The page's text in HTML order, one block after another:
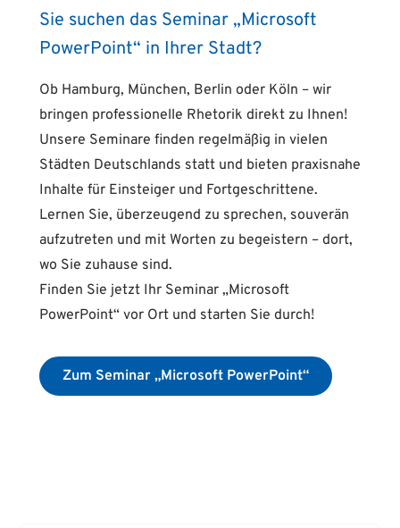
Sie suchen das Seminar „Microsoft
PowerPoint“ in Ihrer Stadt?
Ob Hamburg, München, Berlin oder Köln – wir
bringen professionelle Rhetorik direkt zu Ihnen!
Unsere Seminare finden regelmäßig in vielen
Städten Deutschlands statt und bieten praxisnahe
Inhalte für Einsteiger und Fortgeschrittene.
Lernen Sie, überzeugend zu sprechen, souverän
aufzutreten und mit Worten zu begeistern – dort,
wo Sie zuhause sind.
Finden Sie jetzt Ihr Seminar „Microsoft
PowerPoint“ vor Ort und starten Sie durch!
Zum Seminar „Microsoft PowerPoint“